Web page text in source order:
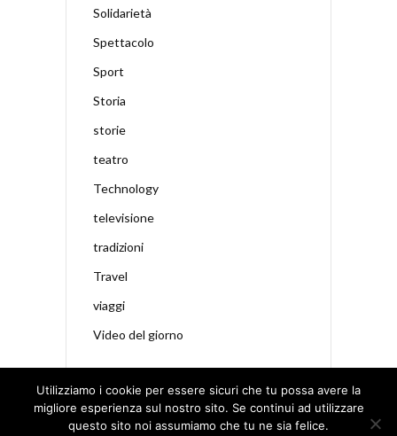
Solidarietà
Spettacolo
Sport
Storia
storie
teatro
Technology
televisione
tradizioni
Travel
viaggi
Video del giorno
Utilizziamo i cookie per essere sicuri che tu possa avere la
migliore esperienza sul nostro sito. Se continui ad utilizzare
questo sito noi assumiamo che tu ne sia felice.